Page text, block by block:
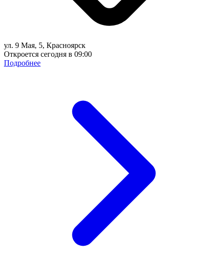
ул. 9 Мая, 5, Красноярск
Откроется сегодня в 09:00
Подробнее